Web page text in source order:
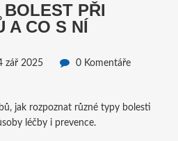
PŘI
A CO S NÍ
zář 2025
0 Komentáře
jak rozpoznat různé typy bolesti
léčby i prevence.